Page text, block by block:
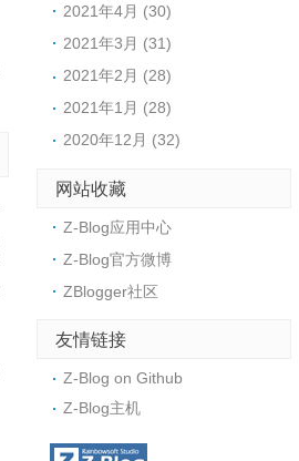
2021年4月 (30)
2021年3月 (31)
2021年2月 (28)
2021年1月 (28)
2020年12月 (32)
网站收藏
Z-Blog应用中心
Z-Blog官方微博
ZBlogger社区
友情链接
Z-Blog on Github
Z-Blog主机